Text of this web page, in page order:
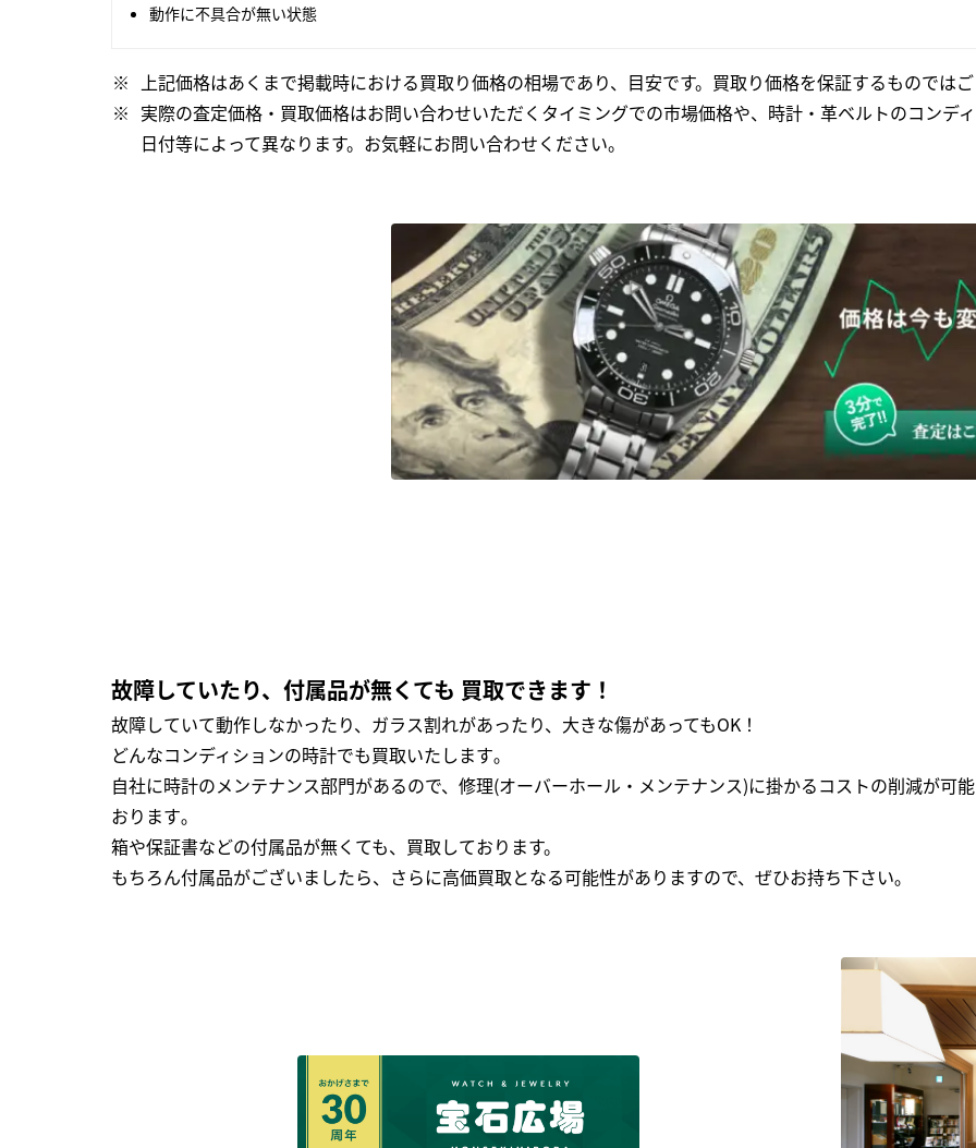
動作に不具合が無い状態
上記価格はあくまで掲載時における買取り価格の相場であり、目安です。買取り価格を保証するものでは
実際の査定価格・買取価格はお問い合わせいただくタイミングでの市場価格や、時計・革ベルトのコンデ
日付等によって異なります。お気軽にお問い合わせください。
故障していたり、付属品が無くても 買取できます！
故障していて動作しなかったり、ガラス割れがあったり、大きな傷があってもOK！
どんなコンディションの時計でも買取いたします｡
自社に時計のメンテナンス部門があるので、修理(オーバーホール・メンテナンス)に掛かるコストの削減が可
おります｡
箱や保証書などの付属品が無くても、買取しております。
もちろん付属品がございましたら、さらに高価買取となる可能性がありますので、ぜひお持ち下さい｡